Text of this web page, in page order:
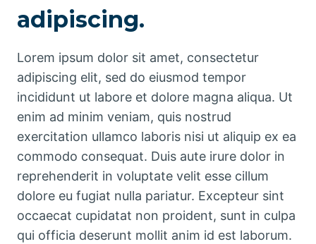
adipiscing.
Lorem ipsum dolor sit amet, consectetur
adipiscing elit, sed do eiusmod tempor
incididunt ut labore et dolore magna aliqua. Ut
enim ad minim veniam, quis nostrud
exercitation ullamco laboris nisi ut aliquip ex ea
commodo consequat. Duis aute irure dolor in
reprehenderit in voluptate velit esse cillum
dolore eu fugiat nulla pariatur. Excepteur sint
occaecat cupidatat non proident, sunt in culpa
qui officia deserunt mollit anim id est laborum.